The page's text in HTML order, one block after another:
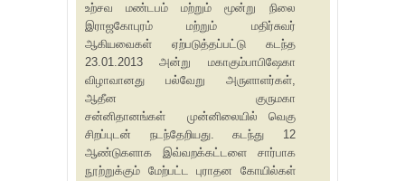
உற்சவ மண்டபம் மற்றும் மூன்று நிலை
இராஜகோபுரம் மற்றும் மதிர்சுவர்
ஆகியவைகள் ஏற்படுத்தப்பட்டு கடந்த
23.01.2013 அன்று மகாகும்பாபிஷேகா
விழாவானது பல்வேறு அருளாளர்கள்,
ஆதீன குருமகா
சன்னிதானங்கள் முன்னிலையில் வெகு
சிறப்புடன் நடந்தேறியது. கடந்து 12
ஆண்டுகளாக இவ்வறக்கட்டளை சார்பாக
நூற்றுக்கும் மேற்பட்ட புராதன கோயில்கள்